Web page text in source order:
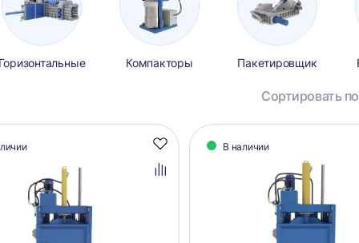
Горизонтальные Компакторы Пакетировщик
Сортировать
Добавить
в
избранное
Добавить
В наличии